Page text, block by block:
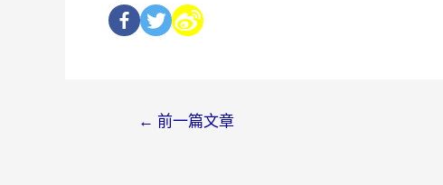
← 前一篇文章